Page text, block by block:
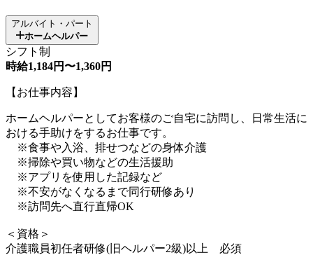
アルバイト・パート
ホームヘルパー
シフト制
時給1,184円〜1,360円
【お仕事内容】
ホームヘルパーとしてお客様のご自宅に訪問し、日常生活に
おける手助けをするお仕事です。
※食事や入浴、排せつなどの身体介護
※掃除や買い物などの生活援助
※アプリを使用した記録など
※不安がなくなるまで同行研修あり
※訪問先へ直行直帰OK
＜資格＞
介護職員初任者研修(旧ヘルパー2級)以上 必須